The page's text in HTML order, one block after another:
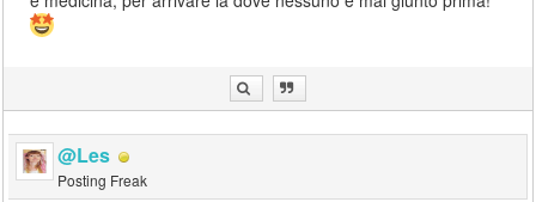
@Les
Posting Freak